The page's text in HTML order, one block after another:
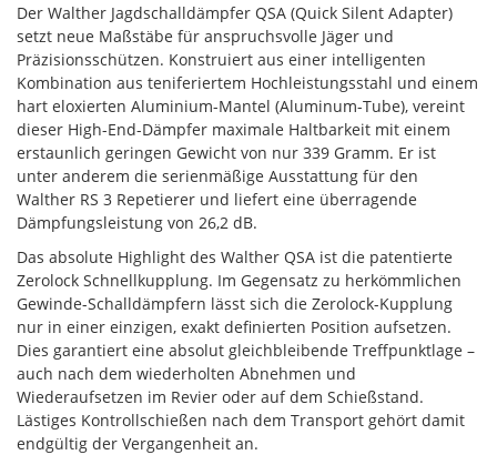
Der Walther Jagdschalldämpfer QSA (Quick Silent Adapter)
setzt neue Maßstäbe für anspruchsvolle Jäger und
Präzisionsschützen. Konstruiert aus einer intelligenten
Kombination aus teniferiertem Hochleistungsstahl und einem
hart eloxierten Aluminium-Mantel (Aluminum-Tube), vereint
dieser High-End-Dämpfer maximale Haltbarkeit mit einem
erstaunlich geringen Gewicht von nur 339 Gramm. Er ist
unter anderem die serienmäßige Ausstattung für den
Walther RS 3 Repetierer und liefert eine überragende
Dämpfungsleistung von 26,2 dB.
Das absolute Highlight des Walther QSA ist die patentierte
Zerolock Schnellkupplung. Im Gegensatz zu herkömmlichen
Gewinde-Schalldämpfern lässt sich die Zerolock-Kupplung
nur in einer einzigen, exakt definierten Position aufsetzen.
Dies garantiert eine absolut gleichbleibende Treffpunktlage –
auch nach dem wiederholten Abnehmen und
Wiederaufsetzen im Revier oder auf dem Schießstand.
Lästiges Kontrollschießen nach dem Transport gehört damit
endgültig der Vergangenheit an.